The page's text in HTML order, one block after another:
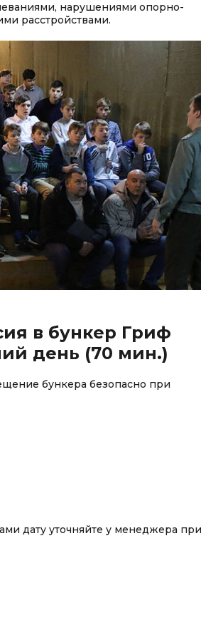
нарушениями опорно-
расстройствами.
в бункер Гриф
день (70 мин.)
бункера безопасно при
дату уточняйте у менеджера при